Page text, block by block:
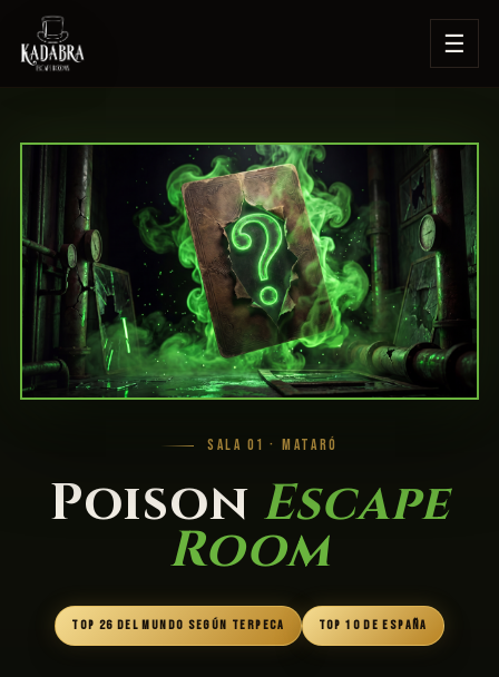
☰
SALA 01 · MATARÓ
Poison Escape
Room
TOP 26 DEL MUNDO SEGÚN TERPECA TOP 10 DE ESPAÑA